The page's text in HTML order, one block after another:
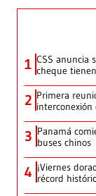
1 CSS anuncia
cheque
2 Primera
3 Panamá
buses chinos
4 ¡Viernes
récord